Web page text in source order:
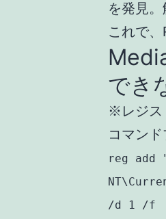
を発見。
これで
でき
※レジス
コマンド
reg add
/d 1 /f